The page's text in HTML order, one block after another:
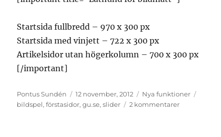
Startsida fullbredd – 970 x 300 px
Startsida med vinjett – 722 x 300 px
Artikelsidor utan högerkolumn – 700 x 300 px
[/important]
Författare
Pontus Sundén Postat
12 november, 2012 Kategorier
Nya funktioner
bildspel,förstasidor,gu.se,slider 2 kommentarertill